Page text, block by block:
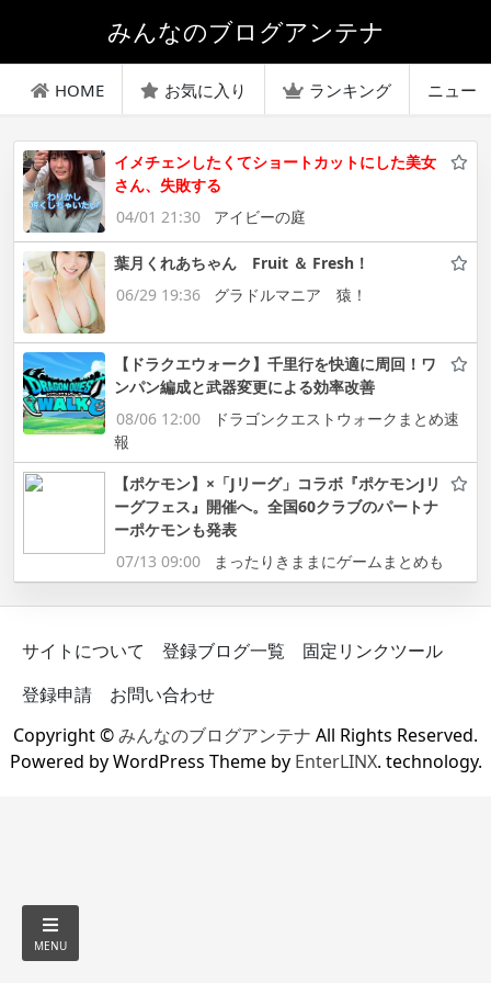
みんなのブログアンテナ
HOME お気に入り ランキング ニュー
イメチェンしたくてショートカットにした美女
さん、失敗する
04/01 21:30
アイビーの庭
葉月くれあちゃん Fruit ＆ Fresh！
06/29 19:36
グラドルマニア 猿！
【ドラクエウォーク】千里行を快適に周回！ワ
ンパン編成と武器変更による効率改善
08/06 12:00
ドラゴンクエストウォークまとめ速
報
【ポケモン】×「Jリーグ」コラボ『ポケモンJリ
ーグフェス』開催へ。全国60クラブのパートナ
ーポケモンも発表
07/13 09:00
まったりきままにゲームまとめも
サイトについて 登録ブログ一覧
固定リンクツール
登録申請
お問い合わせ
Copyright ©みんなのブログアンテナ All Rights Reserved.
Powered by WordPress Theme by EnterLINX. technology.
MENU